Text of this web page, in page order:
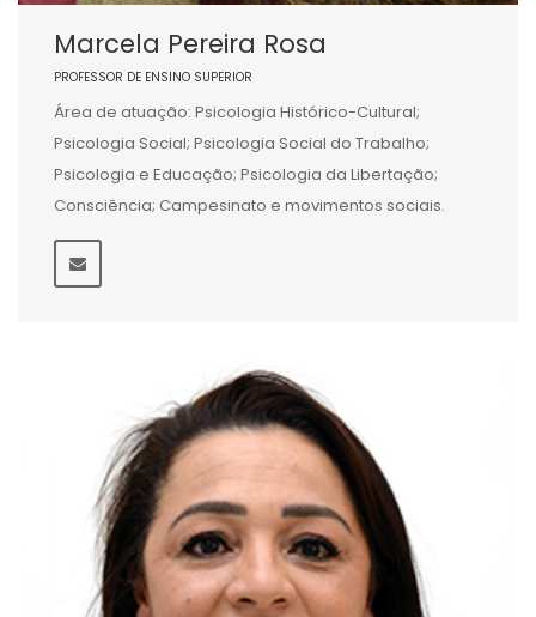
Marcela Pereira Rosa
PROFESSOR DE ENSINO SUPERIOR
Área de atuação: Psicologia Histórico-Cultural;
Psicologia Social; Psicologia Social do Trabalho;
Psicologia e Educação; Psicologia da Libertação;
Consciência; Campesinato e movimentos sociais.